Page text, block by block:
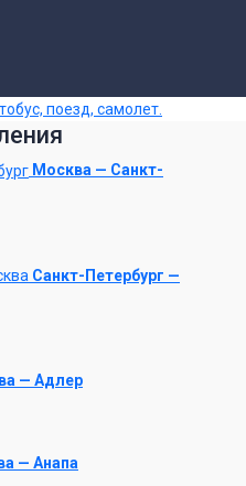
Москва — Санкт-
Санкт-Петербург —
— Адлер
— Анапа